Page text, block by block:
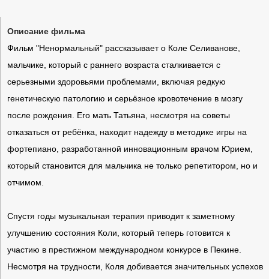
Описание фильма
Фильм "Ненормальный" рассказывает о Коле Селиванове,
мальчике, который с раннего возраста сталкивается с
серьезными здоровьями проблемами, включая редкую
генетическую патологию и серьёзное кровотечение в мозгу
после рождения. Его мать Татьяна, несмотря на советы
отказаться от ребёнка, находит надежду в методике игры на
фортепиано, разработанной инновационным врачом Юрием,
который становится для мальчика не только репетитором, но и
отчимом.
Спустя годы музыкальная терапия приводит к заметному
улучшению состояния Коли, который теперь готовится к
участию в престижном международном конкурсе в Пекине.
Несмотря на трудности, Коля добивается значительных успехов